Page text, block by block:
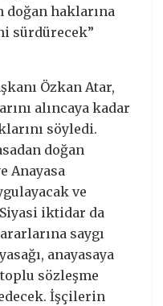
doğan haklarına
sürdürecek”
Özkan Atar,
alıncaya kadar
söyledi.
doğan
Anayasa
ve
iktidar da
saygı
anayasaya
sözleşme
İşçilerin